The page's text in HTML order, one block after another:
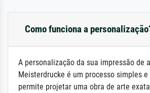
Como funciona a
A personalização da sua impressão de
Meisterdrucke é um processo simples
permite projetar uma obra de arte